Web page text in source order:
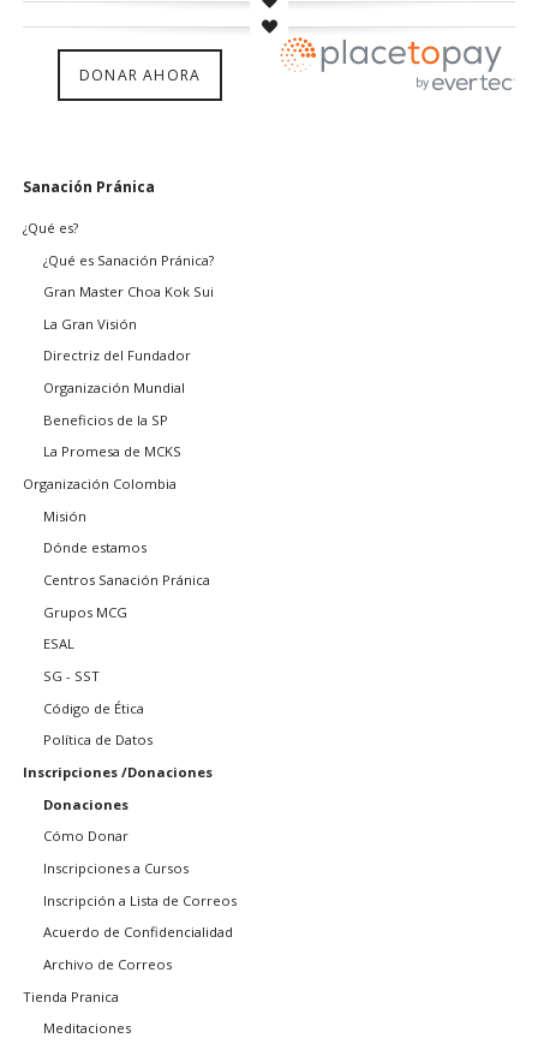
DONAR AHORA
Saltar
Sanación Pránica
¿Qué es?
¿Qué es Sanación Pránica?
Gran Master Choa Kok Sui
La Gran Visión
Directriz del Fundador
Organización Mundial
Beneficios de la SP
La Promesa de MCKS
Organización Colombia
Misión
Dónde estamos
Centros Sanación Pránica
Grupos MCG
ESAL
SG - SST
Código de Ética
Política de Datos
Inscripciones /Donaciones
Donaciones
Cómo Donar
Inscripciones a Cursos
Inscripción a Lista de Correos
Acuerdo de Confidencialidad
Archivo de Correos
Tienda Pranica
Meditaciones